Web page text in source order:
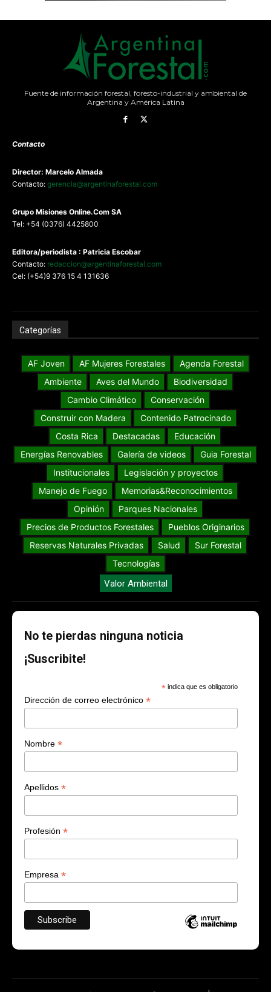
Fuente de información forestal, foresto-industrial y ambiental de
Argentina y América Latina
Contacto
Director: Marcelo Almada
Contacto: gerencia@argentinaforestal.com
Grupo Misiones Online.Com SA
Tel: +54 (0376) 4425800
Editora/periodista : Patricia Escobar
Contacto: redaccion@argentinaforestal.com
Cel: (+54)9 376 15 4 131636
Categorías
AF Joven AF Mujeres Forestales
Agenda Forestal
Ambiente
Aves del Mundo
Biodiversidad
Cambio Climático
Conservación
Construir con Madera
Contenido Patrocinado
Costa Rica
Destacadas
Educación
Energías Renovables
Galería de videos
Guia Forestal
Institucionales
Legislación y proyectos
Manejo de Fuego
Memorias&Reconocimientos
Opinión
Parques Nacionales
Precios de Productos Forestales
Pueblos Originarios
Reservas Naturales Privadas
Salud
Sur Forestal
Tecnologías
Valor Ambiental
No te pierdas ninguna noticia
¡Suscribite!
* indica que es obligatorio
Dirección de correo electrónico *
Nombre *
Apellidos *
Profesión *
Empresa *